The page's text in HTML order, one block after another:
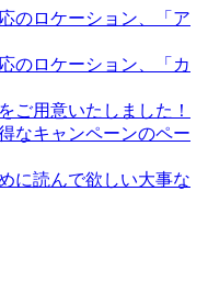
のロケーション、「ア
のロケーション、「カ
ご用意いたしました！
なキャンペーンのペー
に読んで欲しい大事な